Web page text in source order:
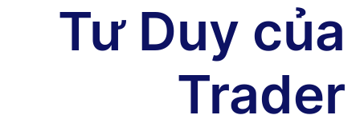
Tư Duy của
Trader